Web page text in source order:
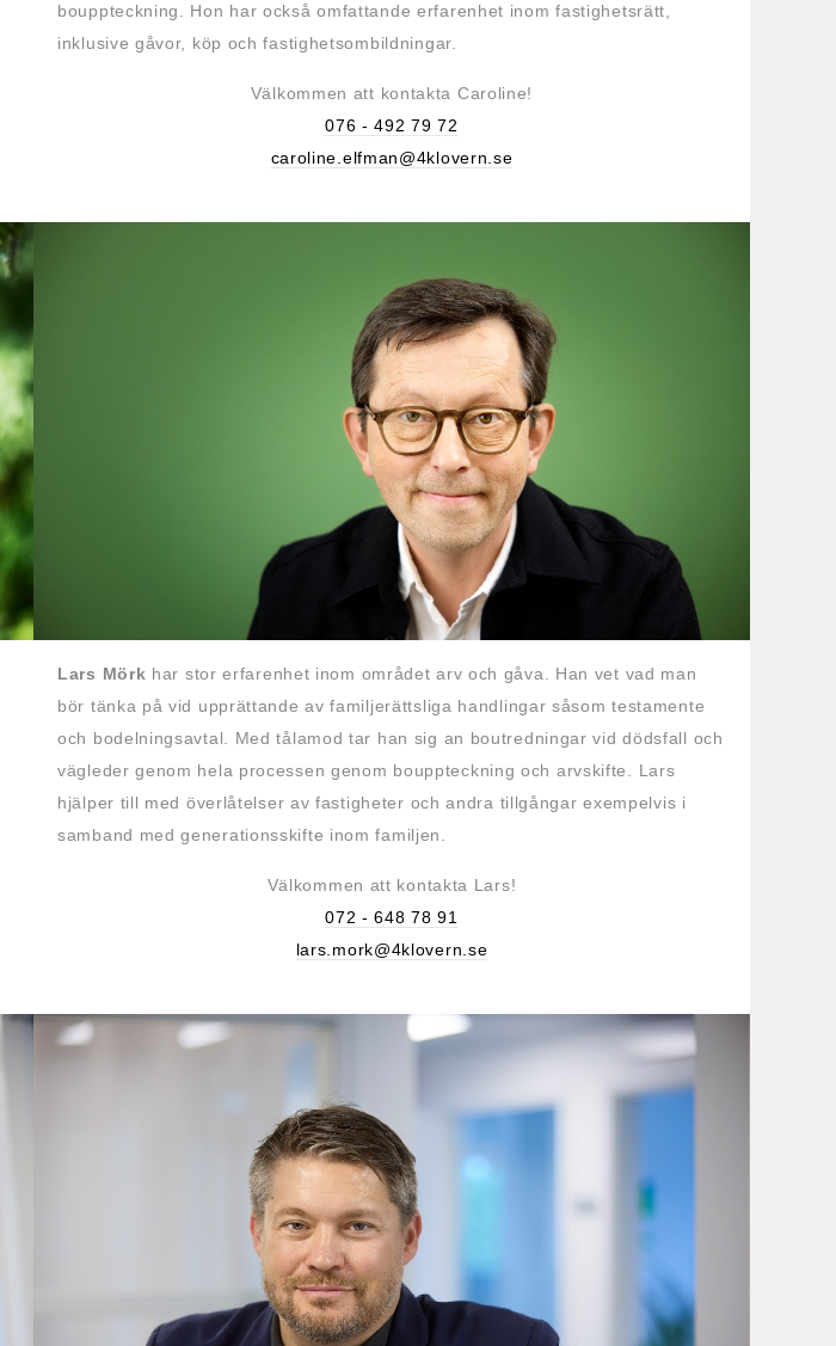
bouppteckning. Hon har också omfattande erfarenhet inom fastighetsrätt,
inklusive gåvor, köp och fastighetsombildningar.
Välkommen att kontakta Caroline!
076 - 492 79 72
caroline.elfman@4klovern.se
Lars Mörk har stor erfarenhet inom området arv och gåva. Han vet vad man
bör tänka på vid upprättande av familjerättsliga handlingar såsom testamente
och bodelningsavtal. Med tålamod tar han sig an boutredningar vid dödsfall och
vägleder genom hela processen genom bouppteckning och arvskifte. Lars
hjälper till med överlåtelser av fastigheter och andra tillgångar exempelvis i
samband med generationsskifte inom familjen.
Välkommen att kontakta Lars!
072 - 648 78 91
lars.mork@4klovern.se